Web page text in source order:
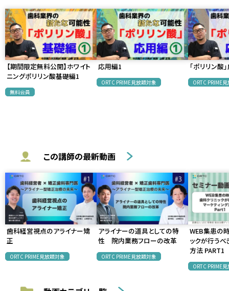
【期間限定無料公開】ホワイト
ニングポリリン酸基礎編1
無料会員
応用編1
ORTC PRIME見放題対象
「ポリリン酸
ORTC PRIME
この講師の最新動画
歯科経営視点のアライナー矯
正
ORTC PRIME見放題対象
アライナーの道具としての特
性 院内業務フローの改革
ORTC PRIME見放題対象
WEB集患の
ックが行うべ
方法 PART1
ORTC PRIME